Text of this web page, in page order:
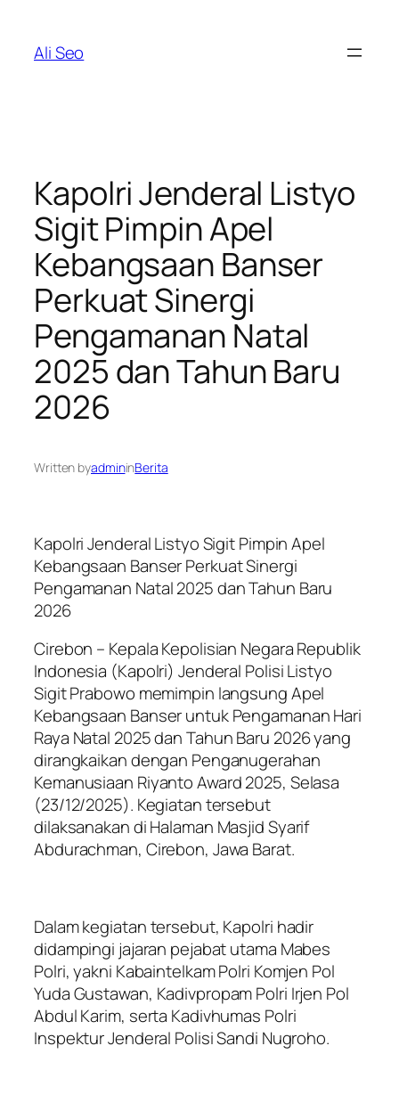
content
Ali Seo
Kapolri Jenderal Listyo
Sigit Pimpin Apel
Kebangsaan Banser
Perkuat Sinergi
Pengamanan Natal
2025 dan Tahun Baru
2026
Written byadmininBerita
Kapolri Jenderal Listyo Sigit Pimpin Apel
Kebangsaan Banser Perkuat Sinergi
Pengamanan Natal 2025 dan Tahun Baru
2026
Cirebon – Kepala Kepolisian Negara Republik
Indonesia (Kapolri) Jenderal Polisi Listyo
Sigit Prabowo memimpin langsung Apel
Kebangsaan Banser untuk Pengamanan Hari
Raya Natal 2025 dan Tahun Baru 2026 yang
dirangkaikan dengan Penganugerahan
Kemanusiaan Riyanto Award 2025, Selasa
(23/12/2025). Kegiatan tersebut
dilaksanakan di Halaman Masjid Syarif
Abdurachman, Cirebon, Jawa Barat.
Dalam kegiatan tersebut, Kapolri hadir
didampingi jajaran pejabat utama Mabes
Polri, yakni Kabaintelkam Polri Komjen Pol
Yuda Gustawan, Kadivpropam Polri Irjen Pol
Abdul Karim, serta Kadivhumas Polri
Inspektur Jenderal Polisi Sandi Nugroho.